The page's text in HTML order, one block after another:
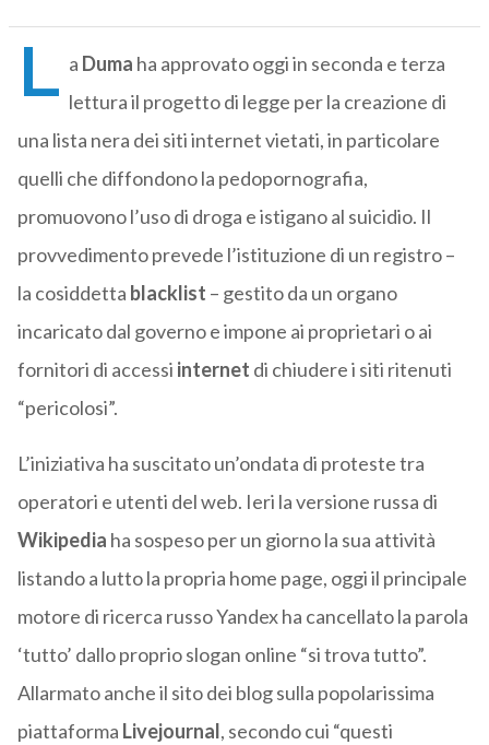
L a Duma ha approvato oggi in seconda e terza
lettura il progetto di legge per la creazione di
una lista nera dei siti internet vietati, in particolare
quelli che diffondono la pedopornografia,
promuovono l’uso di droga e istigano al suicidio. Il
provvedimento prevede l’istituzione di un registro –
la cosiddetta blacklist – gestito da un organo
incaricato dal governo e impone ai proprietari o ai
fornitori di accessi internet di chiudere i siti ritenuti
“pericolosi”.
L’iniziativa ha suscitato un’ondata di proteste tra
operatori e utenti del web. Ieri la versione russa di
Wikipedia ha sospeso per un giorno la sua attività
listando a lutto la propria home page, oggi il principale
motore di ricerca russo Yandex ha cancellato la parola
‘tutto’ dallo proprio slogan online “si trova tutto”.
Allarmato anche il sito dei blog sulla popolarissima
piattaforma Livejournal, secondo cui “questi